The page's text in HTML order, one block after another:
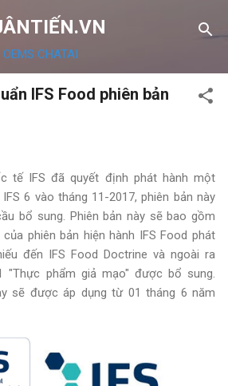
đến nội dung chính
CHATAI
IFS Food phiên bản
tế IFS đã quyết định phát hành một
6 vào tháng 11-2017, phiên bản này
bổ sung. Phiên bản này sẽ bao gồm
phiên bản hiện hành IFS Food phát
đến IFS Food Doctrine và ngoài ra
"Thực phẩm giả mạo" được bổ sung.
sẽ được áp dụng từ 01 tháng 6 năm